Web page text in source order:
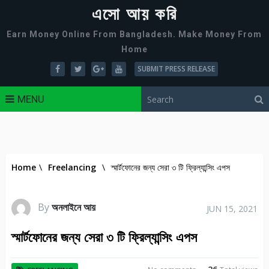
এসো আয় করি
Earn Money Online From Bangladesh. Make Money From
Home
SUBMIT PRESS RELEASE
MENU
Home \ Freelancing \ স্মার্টফোনের জন্য সেরা ৩ টি ফ্রিল্যান্সিং এপস
Byঅনলাইনে আয় JUN 15, 2021
স্মার্টফোনের জন্য সেরা ৩ টি ফ্রিল্যান্সিং এপস